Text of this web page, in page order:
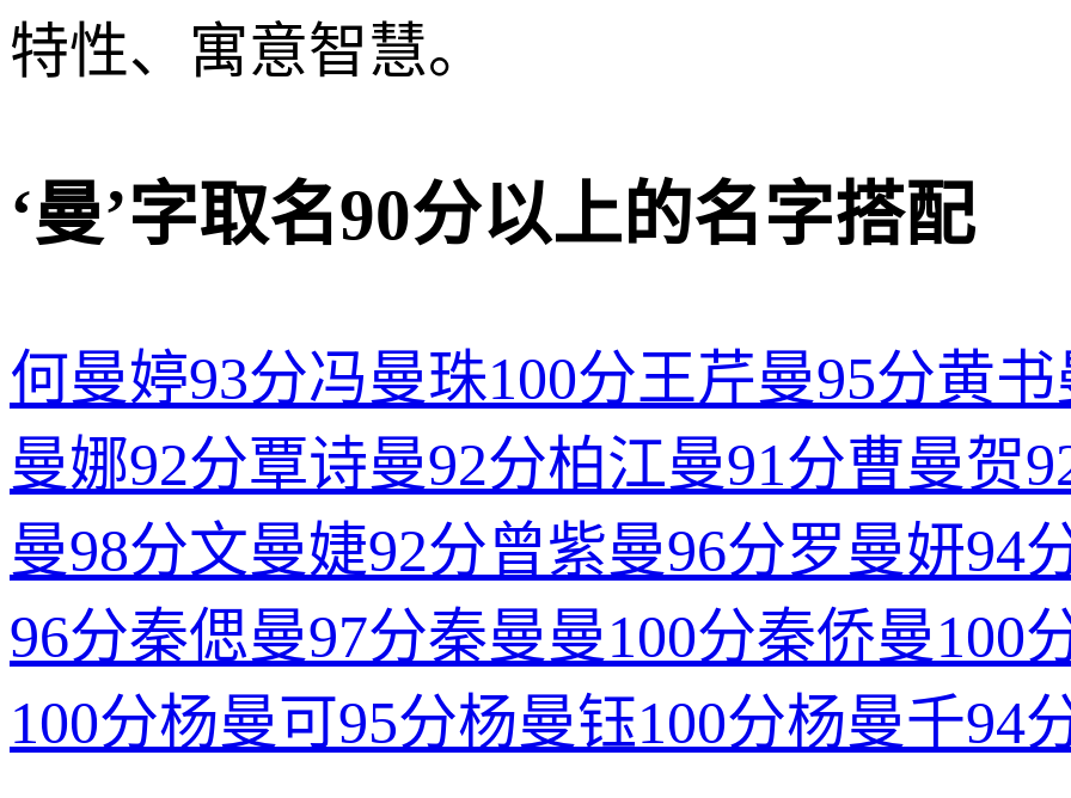
特性、寓意智慧。
‘曼’字取名90分以上的名字搭配
何曼婷93分冯曼珠100分王芹曼95分黄书
曼娜92分覃诗曼92分柏江曼91分曹曼贺
曼98分文曼婕92分曾紫曼96分罗曼妍94
96分秦偲曼97分秦曼曼100分秦侨曼100
100分杨曼可95分杨曼钰100分杨曼千94